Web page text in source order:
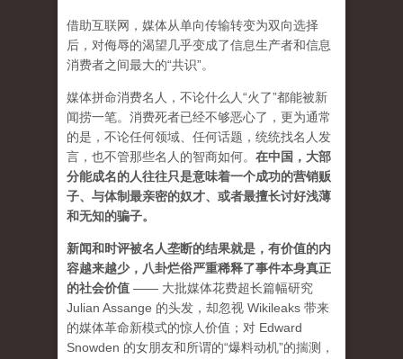
借助互联网，媒体从单向传输转变为双向选择
后，对侮辱的渴望几乎变成了信息生产者和信息
消费者之间最大的“共识”。
媒体拼命消费名人，不论什么人“火了”都能被新
闻捞一笔。消费死者已经不够恶心了，更为通常
的是，不论任何领域、任何话题，统统找名人发
言，也不管那些名人的智商如何。 在中国，大部
分能成名的人往往只是意味着一个成功的营销贩
子、与体制最亲密的奴才、或者最擅长讨好浅薄
和无知的骗子。
新闻和时评被名人垄断的结果就是，有价值的内
容越来越少，八卦烂俗严重稀释了事件本身真正
的社会价值 —— 大批媒体花费超长篇幅研究
Julian Assange 的头发，却忽视 Wikileaks 带来
的媒体革命新模式的惊人价值；对 Edward
Snowden 的女朋友和所谓的“爆料动机”的揣测，